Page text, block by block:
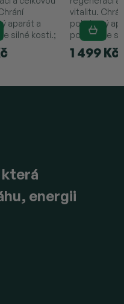
aparát a
silné kosti.;
1 499 Kč
vitalitu.
pohybový
podporuje
energii